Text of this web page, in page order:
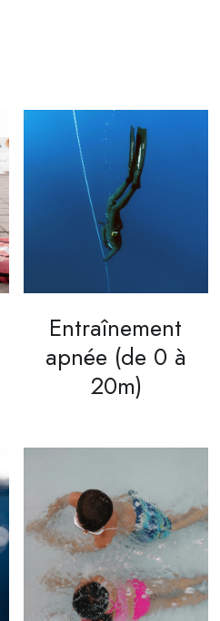
Entraînement
apnée (de 0 à
20m)